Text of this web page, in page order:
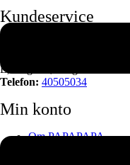
Kundeservice
Lørdag – Søndag – Lukket
Telefon: 40505034
Min konto
Om PAPAPAPA